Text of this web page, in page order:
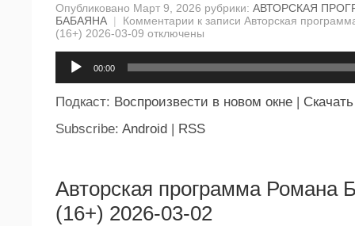
Опубликовано Март 9, 2026 рубрики: АВТОРСКАЯ
БАБАЯНА | Комментарии к записи Авторская
(16+) 2026-03-09 отключены
00:00
Подкаст: Воспроизвести в новом окне | Скачать
Subscribe: Android | RSS
Авторская программа Романа
(16+) 2026-03-02